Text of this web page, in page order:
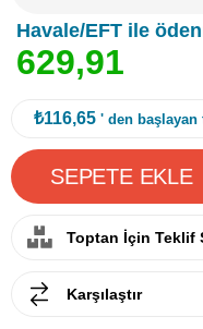
Havale/EFT ile
629,91
₺116,65 ' den başlayan
Toptan İçin Teklif
Karşılaştır